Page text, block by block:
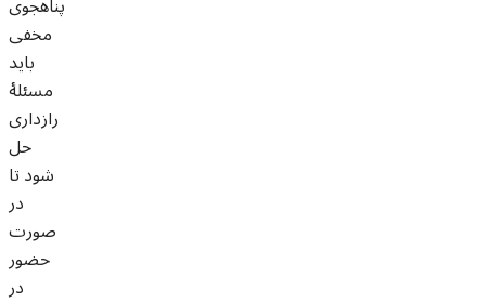
مخفی
باید
مسئلۀ
رازداری
حل
شود تا
در
صورت
حضور
در